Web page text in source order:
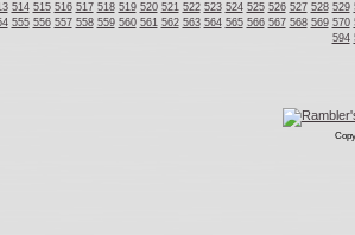
514 515 516 517 518 519 520 521 522 523 524 525 526 527 528 529
555 556 557 558 559 560 561 562 563 564 565 566 567 568 569 570
594